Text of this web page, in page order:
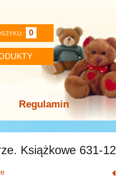
0
Regulamin
Książkowe 631-12